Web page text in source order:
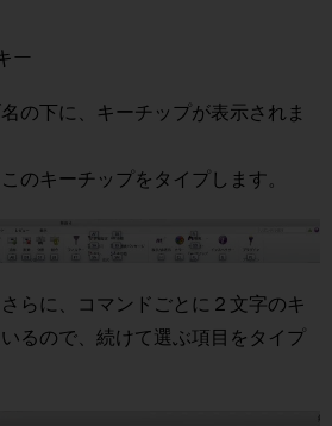
ー
の下に、キーチップが表示されま
のキーチップをタイプします。
らに、コマンドごとに２文字のキ
るので、続けて選ぶ項目をタイプ